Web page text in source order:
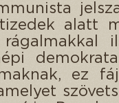
alatt
ez